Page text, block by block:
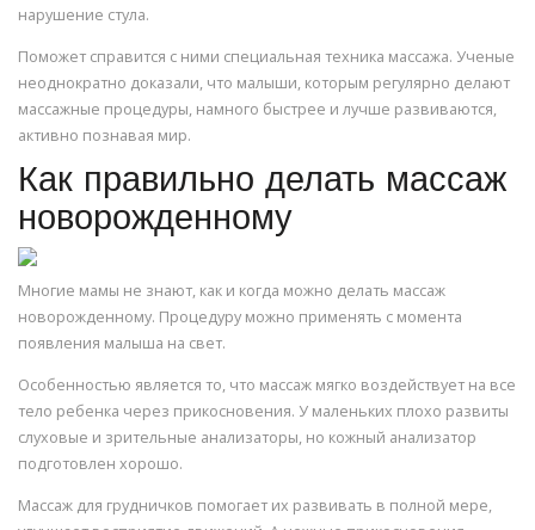
нарушение стула.
Поможет справится с ними специальная техника массажа. Ученые
неоднократно доказали, что малыши, которым регулярно делают
массажные процедуры, намного быстрее и лучше развиваются,
активно познавая мир.
Как правильно делать массаж
новорожденному
Многие мамы не знают, как и когда можно делать массаж
новорожденному. Процедуру можно применять с момента
появления малыша на свет.
Особенностью является то, что массаж мягко воздействует на все
тело ребенка через прикосновения. У маленьких плохо развиты
слуховые и зрительные анализаторы, но кожный анализатор
подготовлен хорошо.
Массаж для грудничков помогает их развивать в полной мере,